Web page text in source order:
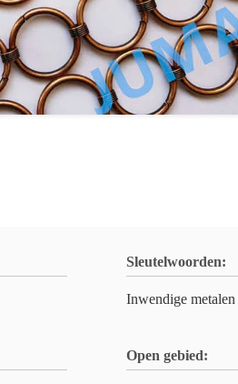
Sleutelwoorden:
Inwendige metalen
Open gebied: